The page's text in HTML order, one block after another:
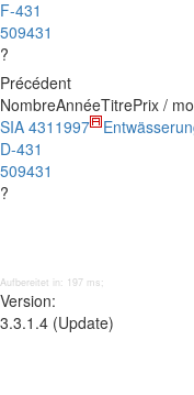
F-431
509431
?
Précédent
NombreAnnéeTitrePrix /
SIA 431
D-431
509431
?
1997
Aufbereitet in: 197 ms;
Version:
3.3.1.4 (Update)